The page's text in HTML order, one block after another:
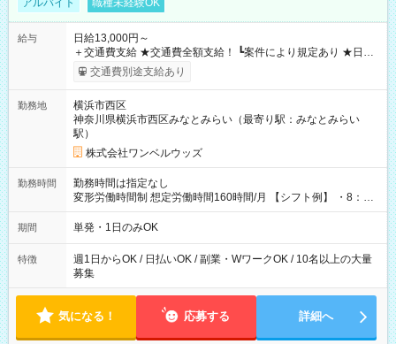
アルバイト 職種未経験OK
給与
日給13,000円～
＋交通費支給 ★交通費全額支給！ ┗案件により規定あり ★日払
いOK！（規定あり） ┗働いたその日に現金GET♪ お仕事後はコ
ンビニATMから 日払い分を引き落とせます！ 【試用期間】試
交通費別途支給あり
勤務地
横浜市西区
神奈川県横浜市西区みなとみらい（最寄り駅：みなとみらい
駅）
株式会社ワンベルウッズ
勤務時間
勤務時間は指定なし
変形労働時間制 想定労働時間160時間/月 【シフト例】 ・8：00
～21：00
期間 単発・1日のみOK
特徴
週1日からOK / 日払いOK / 副業・WワークOK / 10名以上の大量
募集
気になる！ 応募する 詳細へ